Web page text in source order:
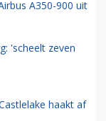
A350-900 uit
'scheelt zeven
haakt af